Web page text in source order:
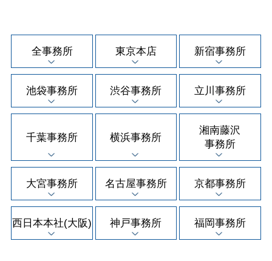
全事務所 東京本店 新宿事務所
池袋事務所 渋谷事務所 立川事務所
千葉事務所 横浜事務所
湘南藤沢
事務所
大宮事務所 名古屋事務所 京都事務所
西日本本社(大阪) 神戸事務所 福岡事務所